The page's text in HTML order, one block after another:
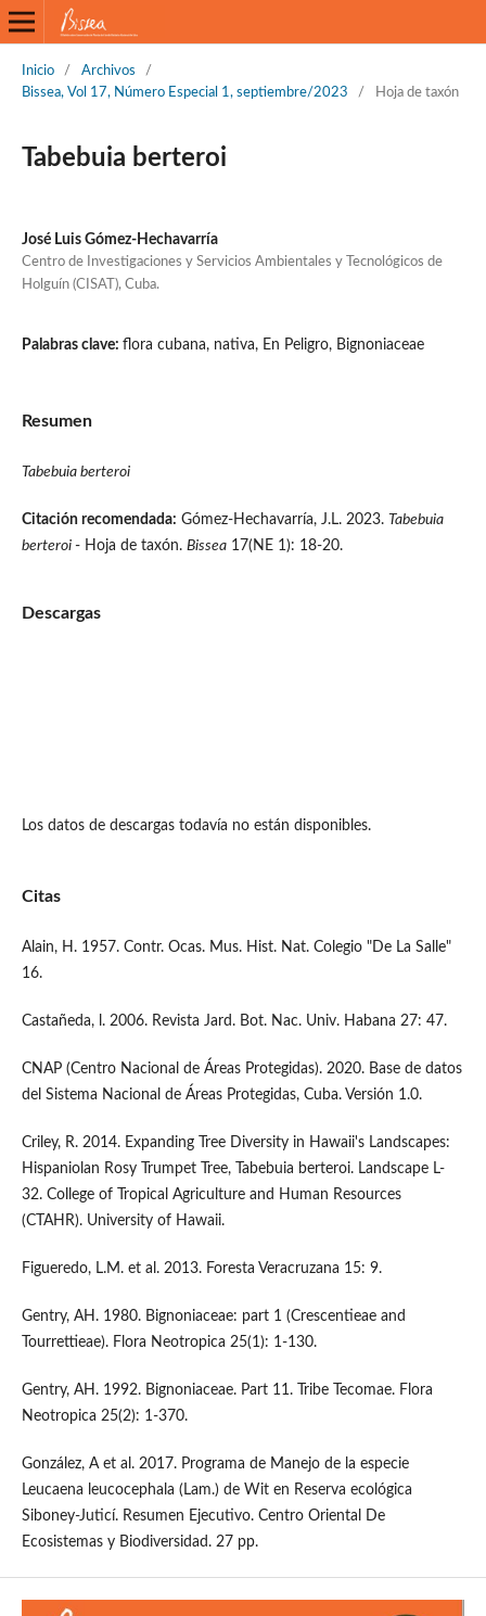
Inicio / Archivos
/
Bissea, Vol 17, Número Especial 1, septiembre/2023
/ Hoja de taxón
Tabebuia berteroi
José Luis Gómez-Hechavarría
Centro de Investigaciones y Servicios Ambientales y Tecnológicos de
Holguín (CISAT), Cuba.
Palabras clave: flora cubana, nativa, En Peligro, Bignoniaceae
Resumen
Tabebuia berteroi
Citación recomendada: Gómez-Hechavarría, J.L. 2023. Tabebuia
berteroi - Hoja de taxón. Bissea17(NE 1): 18-20.
Descargas
Los datos de descargas todavía no están disponibles.
Citas
Alain, H. 1957. Contr. Ocas. Mus. Hist. Nat. Colegio "De La Salle"
16.
Castañeda, l. 2006. Revista Jard. Bot. Nac. Univ. Habana 27: 47.
CNAP (Centro Nacional de Áreas Protegidas). 2020. Base de datos
del Sistema Nacional de Áreas Protegidas, Cuba. Versión 1.0.
Criley, R. 2014. Expanding Tree Diversity in Hawaii's Landscapes:
Hispaniolan Rosy Trumpet Tree, Tabebuia berteroi. Landscape L-
32. College of Tropical Agriculture and Human Resources
(CTAHR). University of Hawaii.
Figueredo, L.M. et al. 2013. Foresta Veracruzana 15: 9.
Gentry, AH. 1980. Bignoniaceae: part 1 (Crescentieae and
Tourrettieae). Flora Neotropica 25(1): 1-130.
Gentry, AH. 1992. Bignoniaceae. Part 11. Tribe Tecomae. Flora
Neotropica 25(2): 1-370.
González, A et al. 2017. Programa de Manejo de la especie
Leucaena leucocephala (Lam.) de Wit en Reserva ecológica
Siboney-Juticí. Resumen Ejecutivo. Centro Oriental De
Ecosistemas y Biodiversidad. 27 pp.